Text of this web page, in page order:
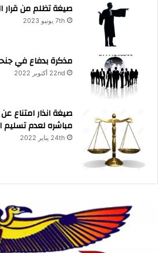
صيغة تظلم من قرار
7th يونيو 2023
مذكرة بدفاع في
22nd أكتوبر 2022
صيغة انذار امتناع
مباشره لعدم تسليم
24th يناير 2022